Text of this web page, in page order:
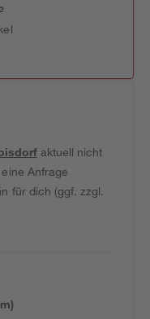
aktuell nicht
Anfrage
für dich (ggf. zzgl.